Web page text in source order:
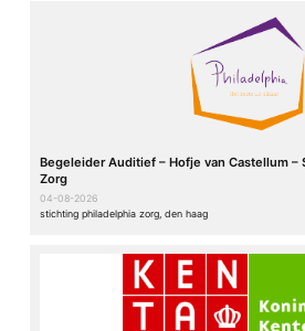
Begeleider Auditief – Hofje van Castellum –
Zorg
04-08-2026
stichting philadelphia zorg, den haag